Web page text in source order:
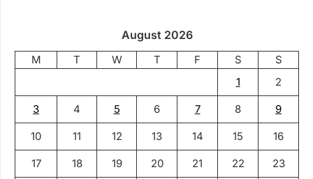
August 2026
M T W T F S
S
1
2
3 4 5 6 7 8 9
10 11 12 13 14 15 16
17 18 19 20 21 22 23